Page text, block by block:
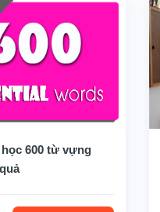
học 600 từ vựng